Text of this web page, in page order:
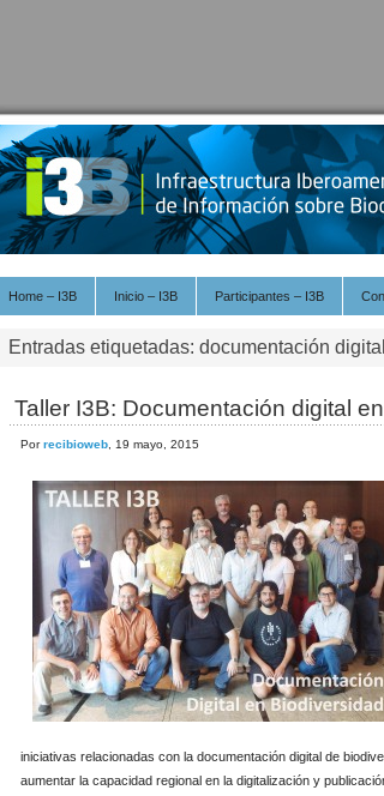
Home – I3B Inicio – I3B Participantes – I3B
Entradas etiquetadas: documentación digital
Taller I3B: Documentación digital
Porrecibioweb , 19 mayo, 2015
iniciativas relacionadas con la documentación digital de
aumentar la capacidad regional en la digitalización y